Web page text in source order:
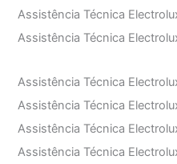
Assistência Técnica
Assistência Técnica
Assistência Técnica
Assistência Técnica
Assistência Técnica
Assistência Técnica